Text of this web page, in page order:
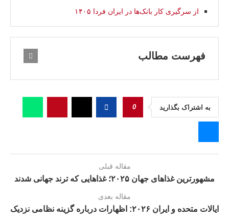
از سرگیری کار بانک‌ها در ایران فردا ۱۴۰۵
فهرست مطالب
به اشتراک بگذارید 0
مقاله قبلی
مشهورترین غذاهای جهان ۲۰۲۵؛ غذاهایی که ترند جهانی شدند
مقاله بعدی
ایالات متحده و ایران ۲۰۲۶: اظهارات درباره گزینه نظامی نزدیک